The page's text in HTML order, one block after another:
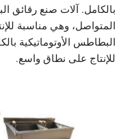
آلات صنع رقائق
وهي مناسبة
الأوتوماتيكية
على نطاق واسع.